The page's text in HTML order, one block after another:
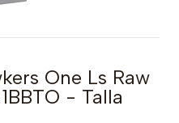
One Ls Raw
- Talla